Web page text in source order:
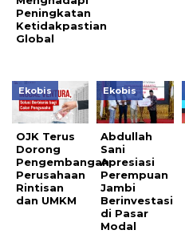
Peningkatan
Ketidakpastian
Global
Ekobis
OJK Terus
Dorong
Pengembangan
Perusahaan
Rintisan
dan UMKM
Ekobis
Abdullah
Sani
Apresiasi
Perempuan
Jambi
Berinvestasi
di Pasar
Modal